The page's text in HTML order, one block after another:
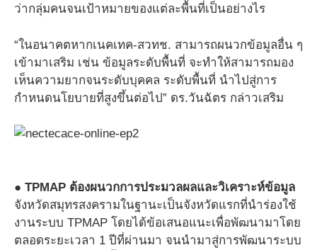
ว่ากลุ่มคนจนเป้าหมายของแต่ละพื้นที่เป็นอย่างไร
“ในอนาคตหากเนคเทค-สวทช. สามารถผนวกข้อมูลอื่น ๆ
เข้ามาเสริม เช่น ข้อมูลระดับพื้นที่ จะทำให้สามารถมอง
เห็นความยากจนระดับบุคคล ระดับพื้นที่ นำไปสู่การ
กำหนดนโยบายที่สูงขึ้นต่อไป” ดร.วันฉัตร กล่าวเสริม
● TPMAP ต้องผนวกการประมวลผลและวิเคราะห์ข้อมูล
จังหวัดสมุทรสงครามในฐานะเป็นจังหวัดแรกที่นำร่องใช้
งานระบบ TPMAP โดยได้ข้อเสนอแนะเพื่อพัฒนามาโดย
ตลอดระยะเวลา 1 ปีที่ผ่านมา จนนำมาสู่การพัฒนาระบบ